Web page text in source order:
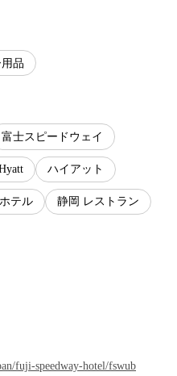
品
富士スピードウェイ
ハイアット
テル 静岡 レストラン
fuji-speedway-hotel/fswub